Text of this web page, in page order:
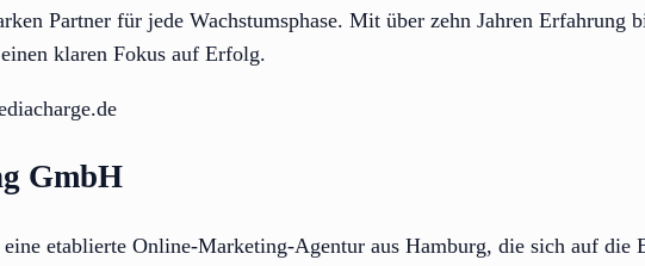
Partner für jede Wachstumsphase. Mit über zehn Jahren Erfahrung
klaren Fokus auf Erfolg.
GmbH
etablierte Online-Marketing-Agentur aus Hamburg, die sich auf die